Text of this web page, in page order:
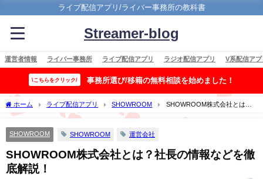
ライブ配信アプリ/ライバー事務所の教科書
Streamer-blog
運営者情報 ライバー事務所 ライブ配信アプリ ラジオ配信アプリ V系配信アプ
\こちらをクリック/ 事務所選び/移籍の無料相談を始めました！
ホーム ライブ配信アプリ SHOWROOM
SHOWROOM株式会社とは？
社長の情報などを徹底解説！
SHOWROOM SHOWROOM 運営会社
SHOWROOM株式会社とは？社長の情報などを徹
底解説！